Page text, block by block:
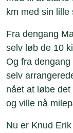
km med sin lille
Fra dengang
selv løb de 10
Og fra
selv
nået at løbe
og ville nå
Nu er Knud